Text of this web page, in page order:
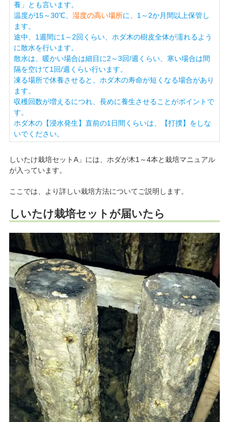
養」とも言います。
温度が15～30℃、 湿度の高い場所に、1～2か月間以上保管し
ます。
途中、1週間に1～2回くらい、ホダ木の樹皮全体が濡れるよう
に散水を行います。
散水は、暖かい場合は細目に2～3回/週くらい、寒い場合は間
隔を空けて1回/週くらい行います。
凍る場所で休養させると、ホダ木の寿命が短くなる場合があり
ます。
収穫回数が増えるにつれ、長めに養生させることがポイントで
す。
ホダ木の【浸水発生】直前の1日間くらいは、【打撲】をしな
いでください。
しいたけ栽培セットA」には、ホダが木1～4本と栽培マニュアル
が入っています。
ここでは、より詳しい栽培方法についてご説明します。
しいたけ栽培セットが届いたら